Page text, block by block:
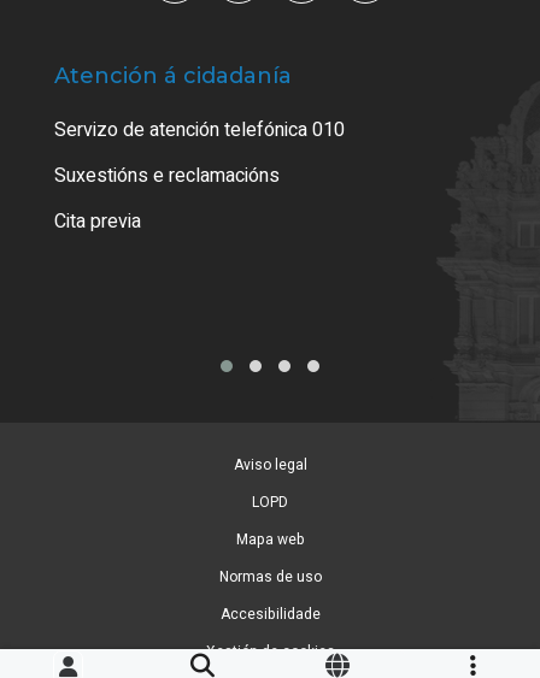
Atención á cidadanía
Servizo de atención telefónica 010
Suxestións e reclamacións
Cita previa
Aviso legal
LOPD
Mapa web
Normas de uso
Accesibilidade
Xestión de cookies